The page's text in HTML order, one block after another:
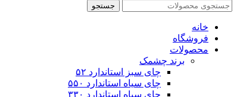
جستجو
خانه
فروشگاه
محصولات
برند چشمک
چای سبز استاندارد ۵۲
چای سیاه استاندارد ۵۵۰
چای سیاه استاندارد ۳۳۰